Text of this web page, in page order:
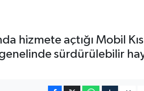
hizmete açtığı Mobil
sürdürülebilir